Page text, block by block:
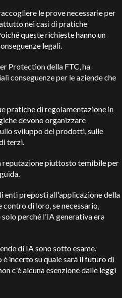
le prove necessarie per
nei casi di pratiche
queste richieste hanno un
legali.
Protection della FTC, ha
conseguenze per le aziende che
pratiche di regolamentazione in
devono organizzare
sviluppo dei prodotti, sulle
terzi.
reputazione piuttosto temibile per
enti preposti all'applicazione della
di loro, se necessario,
perché l'IA generativa era
di IA sono sotto esame.
incerto su quale sarà il futuro di
c'è alcuna esenzione dalle leggi